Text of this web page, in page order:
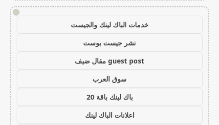
!
خدمات الباك لينك والجيست
نشر جيست بوست
guest post مقال ضيف
سوق العرب
باك لينك باقة 20
اعلانات الباك لينك